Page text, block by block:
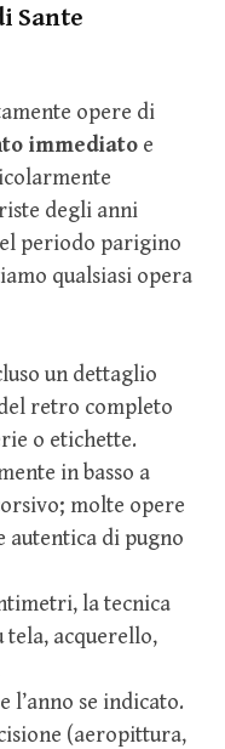
Sante
opere di
immediato e
degli anni
periodo parigino
qualsiasi opera
un dettaglio
retro completo
o etichette.
in basso a
molte opere
autentica di pugno
la tecnica
tela, acquerello,
se indicato.
(aeropittura,